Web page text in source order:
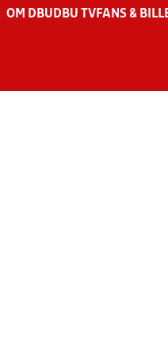
OM DBU DBU TV FANS &